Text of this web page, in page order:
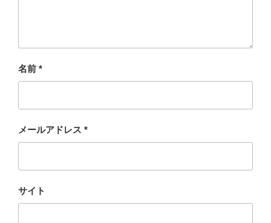
名前 *
メールアドレス *
サイト